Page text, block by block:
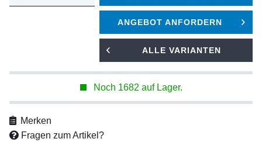
ANGEBOT ANFORDERN
ALLE VARIANTEN
Noch 1682 auf Lager.
Merken
Fragen zum Artikel?